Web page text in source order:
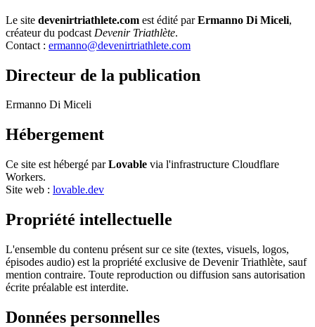
Le site devenirtriathlete.com est édité parErmanno Di Miceli,
créateur du podcast Devenir Triathlète.
Contact : ermanno@devenirtriathlete.com
Directeur de la publication
Ermanno Di Miceli
Hébergement
Ce site est hébergé parLovable via l'infrastructure Cloudflare
Workers.
Site web : lovable.dev
Propriété intellectuelle
L'ensemble du contenu présent sur ce site (textes, visuels, logos,
épisodes audio) est la propriété exclusive de Devenir Triathlète, sauf
mention contraire. Toute reproduction ou diffusion sans autorisation
écrite préalable est interdite.
Données personnelles